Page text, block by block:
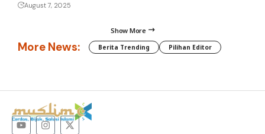
August 7, 2025
Show More
More News: Berita Trending Pilihan Editor